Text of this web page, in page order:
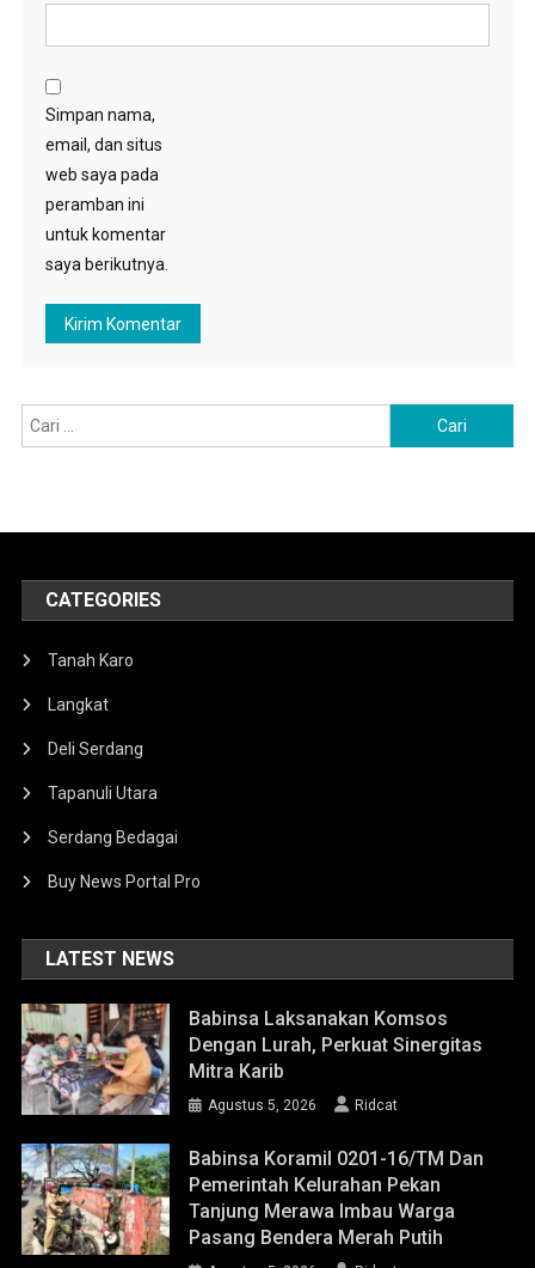
Simpan nama,
email, dan situs
web saya pada
peramban ini
untuk komentar
saya berikutnya.
untuk:
CATEGORIES
Tanah Karo
Langkat
Deli Serdang
Tapanuli Utara
Serdang Bedagai
Buy News Portal Pro
LATEST NEWS
Babinsa Laksanakan Komsos
Dengan Lurah, Perkuat Sinergitas
Mitra Karib
Agustus 5, 2026 Ridcat
Babinsa Koramil 0201-16/TM Dan
Pemerintah Kelurahan Pekan
Tanjung Merawa Imbau Warga
Pasang Bendera Merah Putih